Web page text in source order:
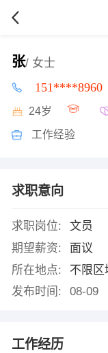
张/ 女士
151****8960
24岁
工作经验
求职意向
求职岗位:
文员
期望薪资:
面议
所在地点:
不限区
发布时间:
08-09
工作经历